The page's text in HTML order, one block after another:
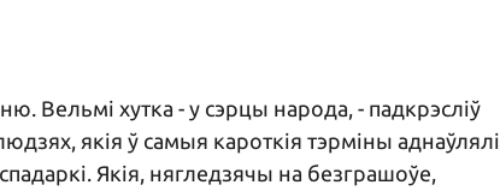
Вельмі хутка - у сэрцы народа, - падкрэсліў
якія ў самыя кароткія тэрміны аднаўлялі
Якія, нягледзячы на безграшоўе,